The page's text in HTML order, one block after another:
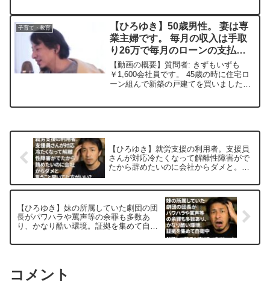
おもいますか？元動画：仲良くなる要素:
言語、出身地...
子育て・教育
【ひろゆき】50歳男性。 妻は専
業主婦です。 毎月の収入は手取
り26万で毎月のローンの支払い
額は15万円です。 ローン完済は
72歳。 毎月カツカツ ー ひろゆ
き切り抜き 20230320
【動画の概要】質問者: きずもいずも
￥1,600会社員です。 45歳の時に住宅ロ
ーン組んで新築の戸建てを買いました。
【ひろゆき】就労支援の利用者。支援員
さんが対応冷たくなって解離性障害がで
たから辞めたいのに会社からダメと。言
切り抜き 20250915
【ひろゆき】妹の所属していた劇団の団
長がパワハラや罵声等の余罪も多数あ
り、かなり酷い環境。証拠を集めて自衛
コメント